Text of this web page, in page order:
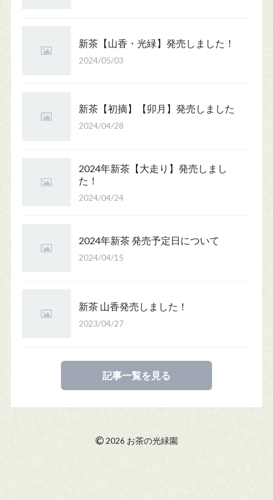
新茶【山香・光緑】発売しました！
2024/05/03
新茶【初摘】【卯月】発売しました
2024/04/28
2024年新茶【大走り】発売しまし
た！
2024/04/24
2024年新茶 発売予定日について
2024/04/15
新茶 山香発売しました！
2023/04/27
記事一覧を見る
© 2026 お茶の光緑園